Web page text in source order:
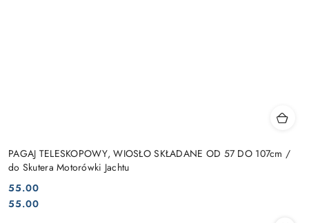
PAGAJ TELESKOPOWY, WIOSŁO SKŁADANE OD 57 DO 107cm /
do Skutera Motorówki Jachtu
Cena:
55.00
Cena:
55.00